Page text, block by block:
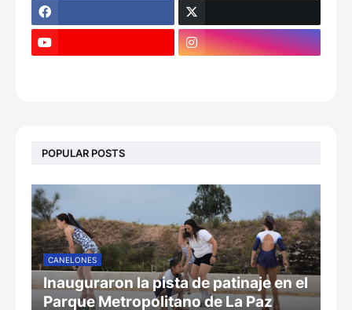
POPULAR POSTS
CANELONES
Inauguraron la pista de patinaje en el
Parque Metropolitano de La Paz